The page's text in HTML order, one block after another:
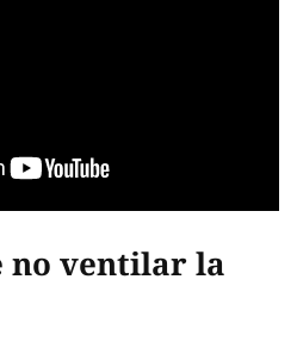
no ventilar la